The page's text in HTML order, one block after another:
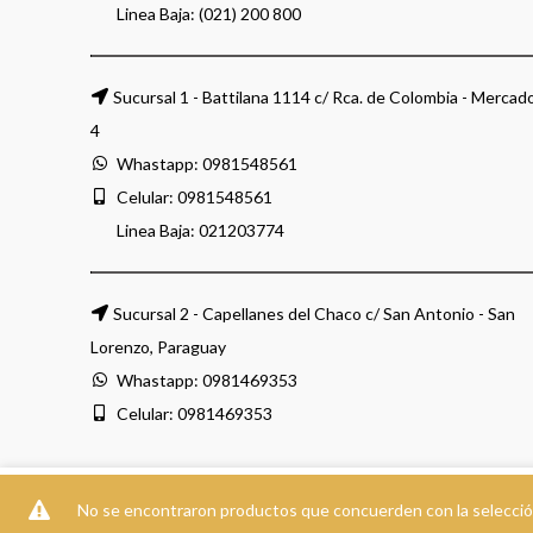
No se encontraron productos que concuerden con la
Linea Baja: (021) 200 800
Sucursal 1 - Battilana 1114 c/ Rca. de Colombia -
4
Whastapp: 0981548561
Celular: 0981548561
Linea Baja: 021203774
Sucursal 2 - Capellanes del Chaco c/ San Antonio - San
Lorenzo, Paraguay
Whastapp: 0981469353
Celular: 0981469353
DesarrolloPEIGRIEGA
Usamos cookies para mejorar su experiencia en nuestro sitio